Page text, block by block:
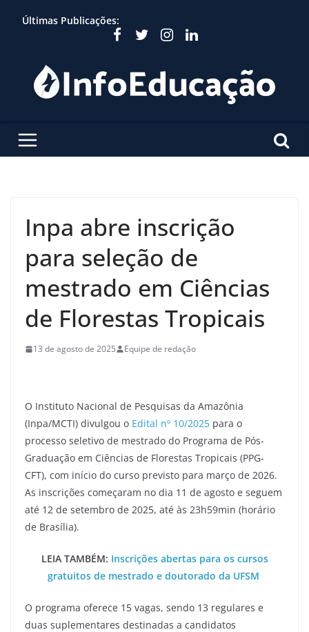
Últimas Publicações:
Inpa abre inscrição
para seleção de
mestrado em Ciências
de Florestas Tropicais
13 de agosto de 2025 Equipe de redação
O Instituto Nacional de Pesquisas da Amazônia
(Inpa/MCTI) divulgou o Edital nº 10/2025 para o
processo seletivo de mestrado do Programa de Pós-
Graduação em Ciências de Florestas Tropicais (PPG-
CFT), com início do curso previsto para março de 2026.
As inscrições começaram no dia 11 de agosto e seguem
até 12 de setembro de 2025, até às 23h59min (horário
de Brasília).
LEIA TAMBÉM: Inscrições abertas para os cursos
gratuitos de mestrado e doutorado da UFSM
O programa oferece 15 vagas, sendo 13 regulares e
duas suplementares destinadas a candidatos